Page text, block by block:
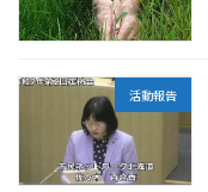
活動報告